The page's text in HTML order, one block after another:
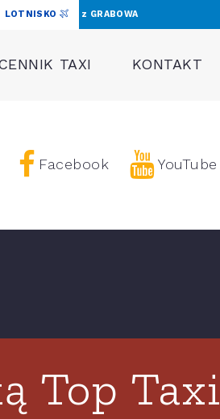
LOTNISKO z GRABOWA
TAXI KONTAKT
Facebook YouTube
Top Taxi